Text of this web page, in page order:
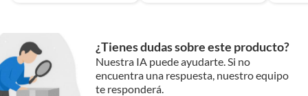
¿Tienes dudas sobre este producto?
Nuestra IA puede ayudarte. Si no
encuentra una respuesta, nuestro equipo
te responderá.